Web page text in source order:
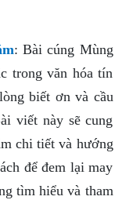
: Bài cúng Mùng
trong văn hóa tín
biết ơn và cầu
viết này sẽ cung
chi tiết và hướng
để đem lại may
tìm hiểu và tham